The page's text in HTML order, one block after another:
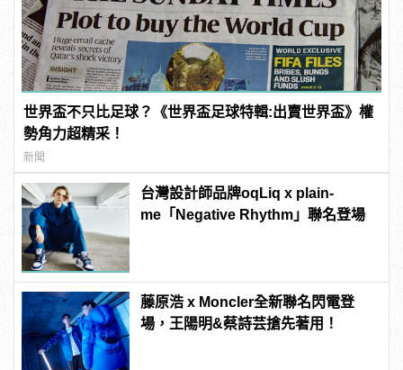
世界盃不只比足球？《世界盃足球特輯:出賣世界盃》權
勢角力超精采！
新聞
台灣設計師品牌oqLiq x plain-
me「Negative Rhythm」聯名登場
藤原浩 x Moncler全新聯名閃電登
場，王陽明&蔡詩芸搶先著用！